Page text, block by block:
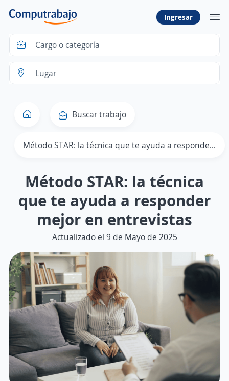
Ingresar
Buscar trabajo
Método STAR: la técnica que te ayuda a responder mejor en entrevistas
Método STAR: la técnica
que te ayuda a responder
mejor en entrevistas
Actualizado el 9 de Mayo de 2025